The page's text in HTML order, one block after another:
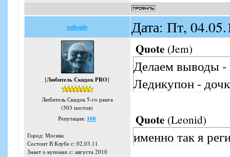
vubogiy Дата: Пт,
[Любитель Скидок PRO]
Любитель Скидок 5-го ранга
(503 постов)
Репутация: 100
Город: Москва
Состоит В Клубе с: 02.03.11
Знает о купонах с: августа 2010
Quote (Jem)
Делаем выводы -
Ледикупон -
Quote (Leonid)
именно так я